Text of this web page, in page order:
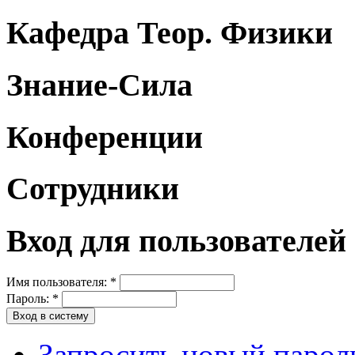
Кафедра Теор. Физики
Знание-Сила
Конференции
Сотрудники
Вход для пользователей
Имя пользователя: *
Пароль: *